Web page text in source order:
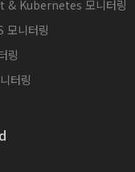
& Kubernetes 모니터링
모니터링
링
터링